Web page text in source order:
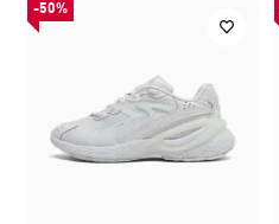
-50%